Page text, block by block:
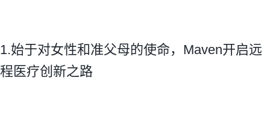
1.始于对女性和准父母的使命，Maven开启远
程医疗创新之路